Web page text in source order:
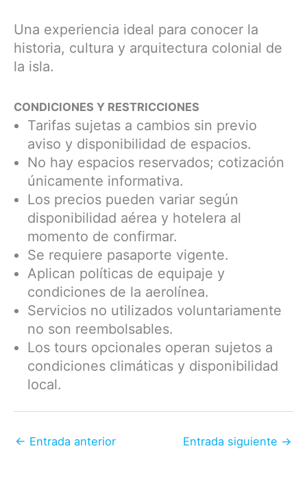
Una experiencia ideal para conocer la
historia, cultura y arquitectura colonial de
la isla.
CONDICIONES Y RESTRICCIONES
Tarifas sujetas a cambios sin previo
aviso y disponibilidad de espacios.
No hay espacios reservados; cotización
únicamente informativa.
Los precios pueden variar según
disponibilidad aérea y hotelera al
momento de confirmar.
Se requiere pasaporte vigente.
Aplican políticas de equipaje y
condiciones de la aerolínea.
Servicios no utilizados voluntariamente
no son reembolsables.
Los tours opcionales operan sujetos a
condiciones climáticas y disponibilidad
local.
← Entrada anterior Entrada siguiente →